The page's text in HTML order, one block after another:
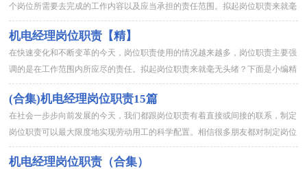
个岗位所需要去完成的工作内容以及应当承担的责任范围。拟起岗位职责来就毫
无头绪？以下是小编收集整理的机电经理岗位职责，欢迎大家借鉴与...
机电经理岗位职责【精】
在快速变化和不断变革的今天，岗位职责使用的情况越来越多，岗位职责主要强
调的是在工作范围内所应尽的责任。拟起岗位职责来就毫无头绪？下面是小编精
心整理的机电经理岗位职责，供大家参考借鉴，希望可以帮助到有需...
(合集)机电经理岗位职责15篇
在社会一步步向前发展的今天，我们都跟岗位职责有着直接或间接的联系，制定
岗位职责可以最大限度地实现劳动用工的科学配置。相信很多朋友都对制定岗位
职责感到非常苦恼吧，下面是小编整理的机电经理岗位职责，供大家...
机电经理岗位职责（合集）